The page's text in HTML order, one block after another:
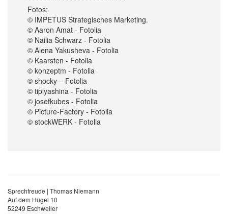
Fotos:
© IMPETUS Strategisches Marketing.
© Aaron Amat - Fotolia
© Nailia Schwarz - Fotolia
© Alena Yakusheva - Fotolia
© Kaarsten - Fotolia
© konzeptm - Fotolia
© shocky – Fotolia
© tiplyashina - Fotolia
© josefkubes - Fotolia
© Picture-Factory - Fotolia
© stockWERK - Fotolia
Sprechfreude | Thomas Niemann
Auf dem Hügel 10
52249 Eschweiler